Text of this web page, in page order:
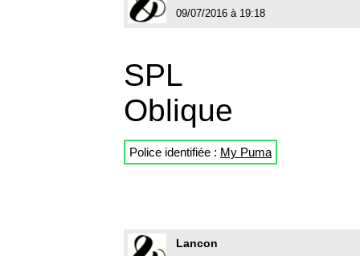
09/07/2016 à 19:18
SPL
Oblique
Police identifiée : My Puma
Lancon